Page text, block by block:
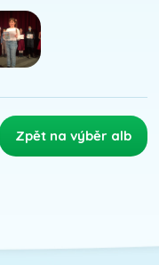
Zpět na výběr alb